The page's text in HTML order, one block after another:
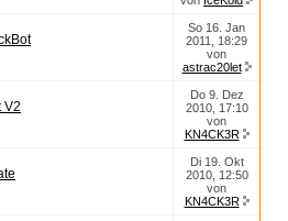
So 16. Jan
2011, 18:29
von
astrac20let
V2
Do 9. Dez
2010, 17:10
von
KN4CK3R
Di 19. Okt
2010, 12:50
von
KN4CK3R